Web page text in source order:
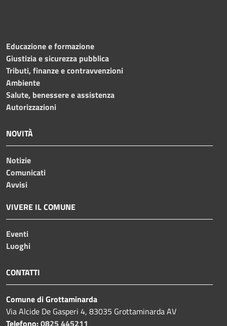
Educazione e formazione
Giustizia e sicurezza pubblica
Tributi, finanze e contravvenzioni
Ambiente
Salute, benessere e assistenza
Autorizzazioni
NOVITÀ
Notizie
Comunicati
Avvisi
VIVERE IL COMUNE
Eventi
Luoghi
CONTATTI
Comune di Grottaminarda
Via Alcide De Gasperi 4, 83035 Grottaminarda AV
Telefono:0825 445211